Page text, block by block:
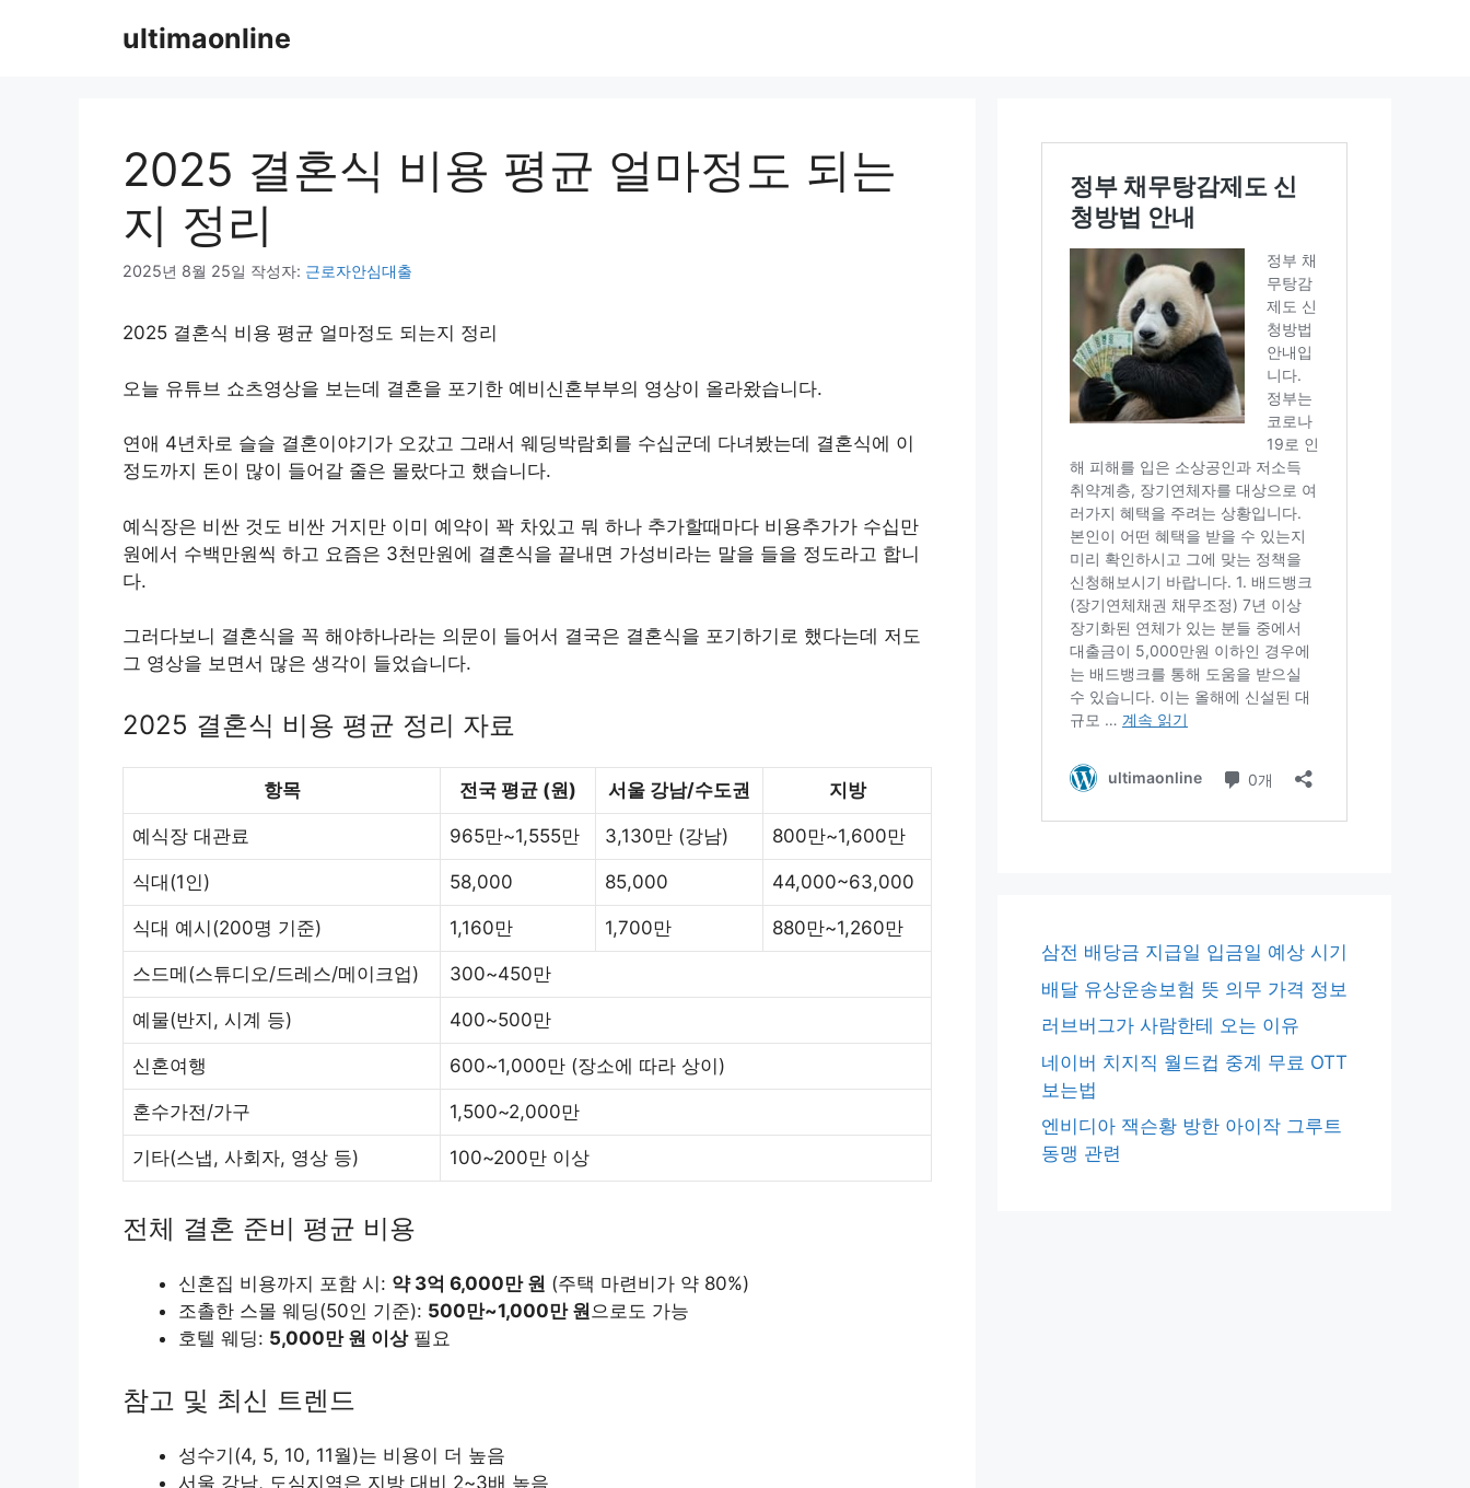
ultimaonline
2025 결혼식 비용 평균 얼마정도 되는
지 정리
2025년 8월 25일 작성자: 근로자안심대출
2025 결혼식 비용 평균 얼마정도 되는지 정리
오늘 유튜브 쇼츠영상을 보는데 결혼을 포기한 예비신혼부부의 영상이 올라왔습니다.
연애 4년차로 슬슬 결혼이야기가 오갔고 그래서 웨딩박람회를 수십군데 다녀봤는데 결혼식에 이
정도까지 돈이 많이 들어갈 줄은 몰랐다고 했습니다.
예식장은 비싼 것도 비싼 거지만 이미 예약이 꽉 차있고 뭐 하나 추가할때마다 비용추가가 수십만
원에서 수백만원씩 하고 요즘은 3천만원에 결혼식을 끝내면 가성비라는 말을 들을 정도라고 합니
다.
그러다보니 결혼식을 꼭 해야하나라는 의문이 들어서 결국은 결혼식을 포기하기로 했다는데 저도
그 영상을 보면서 많은 생각이 들었습니다.
2025 결혼식 비용 평균 정리 자료
항목 전국 평균 (원) 서울 강남/수도권 지방
예식장 대관료 965만~1,555만 3,130만 (강남) 800만~1,600만
식대(1인) 58,000 85,000 44,000~63,000
식대 예시(200명 기준) 1,160만 1,700만 880만~1,260만
스드메(스튜디오/드레스/메이크업) 300~450만
예물(반지, 시계 등) 400~500만
신혼여행 600~1,000만 (장소에 따라 상이)
혼수가전/가구 1,500~2,000만
기타(스냅, 사회자, 영상 등) 100~200만 이상
전체 결혼 준비 평균 비용
신혼집 비용까지 포함 시: 약 3억 6,000만 원 (주택 마련비가 약 80%)
조촐한 스몰 웨딩(50인 기준): 500만~1,000만 원으로도 가능
호텔 웨딩: 5,000만 원 이상필요
참고 및 최신 트렌드
성수기(4, 5, 10, 11월)는 비용이 더 높음
서울 강남, 도심지역은 지방 대비 2~3배 높음
삼전 배당금 지급일 입금일 예상 시기
배달 유상운송보험 뜻 의무 가격 정보
러브버그가 사람한테 오는 이유
네이버 치지직 월드컵 중계 무료 OTT
보는법
엔비디아 잭슨황 방한 아이작 그루트
동맹 관련